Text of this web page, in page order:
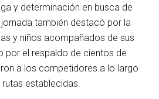
y determinación en busca de
también destacó por la
y niños acompañados de sus
por el respaldo de cientos de
a los competidores a lo largo
rutas establecidas.